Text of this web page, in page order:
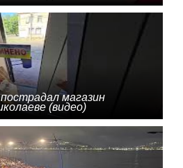
магазин
(видео)